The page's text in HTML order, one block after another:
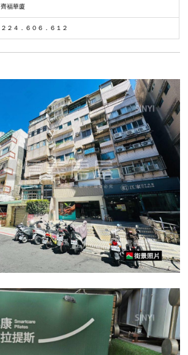
齊福華廈
２２４．６０６．６１２